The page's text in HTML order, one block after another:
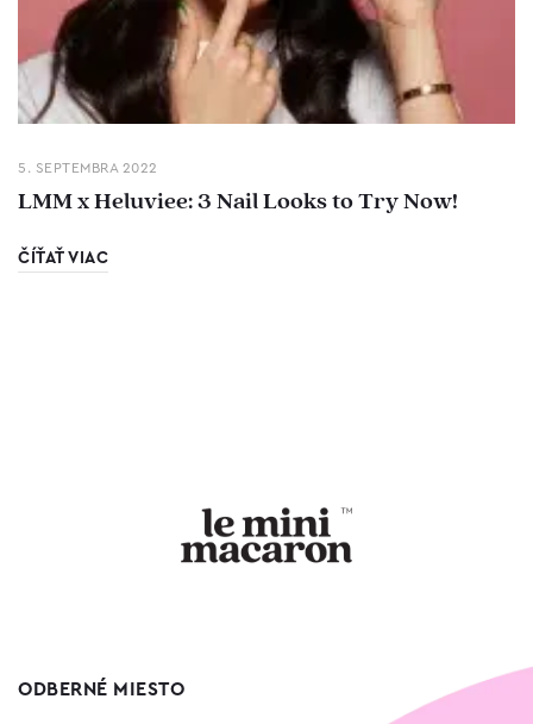
5. SEPTEMBRA 2022
LMM x Heluviee: 3 Nail Looks to Try Now!
ČÍŤAŤ VIAC
ODBERNÉ MIESTO